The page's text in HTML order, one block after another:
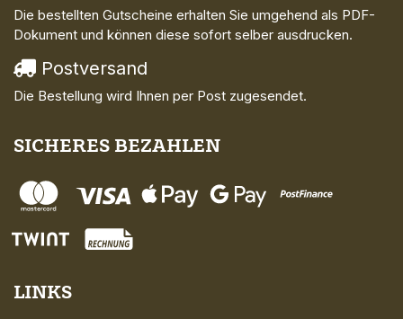
Die bestellten Gutscheine erhalten Sie umgehend als PDF-
Dokument und können diese sofort selber ausdrucken.
Postversand
Die Bestellung wird Ihnen per Post zugesendet.
SICHERES BEZAHLEN
LINKS